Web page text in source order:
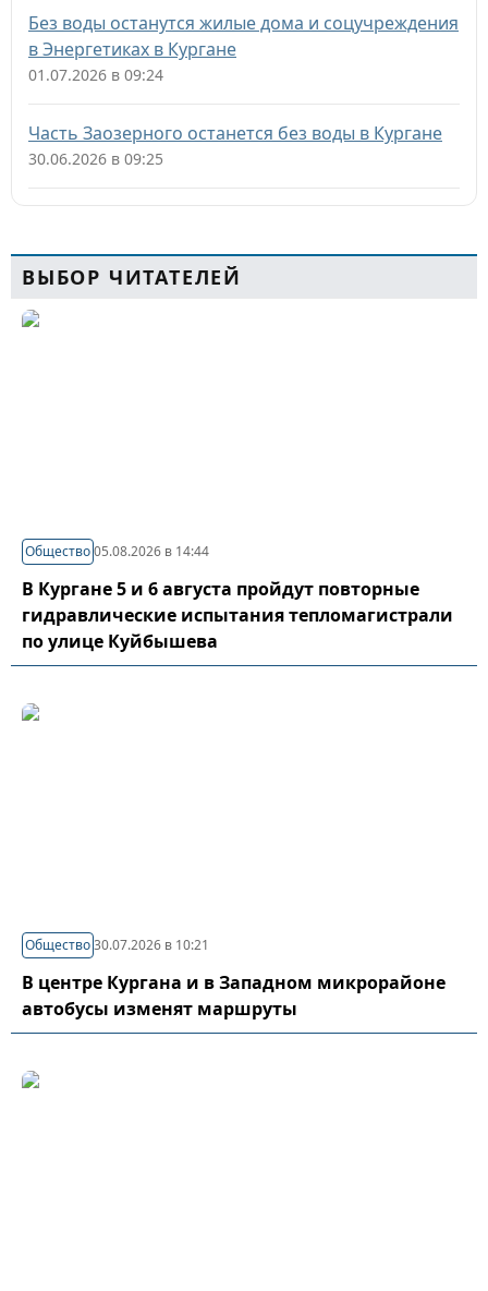
Без воды останутся жилые дома и соцучреждения
в Энергетиках в Кургане
01.07.2026 в 09:24
Часть Заозерного останется без воды в Кургане
30.06.2026 в 09:25
ВЫБОР ЧИТАТЕЛЕЙ
Общество05.08.2026 в 14:44
В Кургане 5 и 6 августа пройдут повторные
гидравлические испытания тепломагистрали
по улице Куйбышева
Общество30.07.2026 в 10:21
В центре Кургана и в Западном микрорайоне
автобусы изменят маршруты